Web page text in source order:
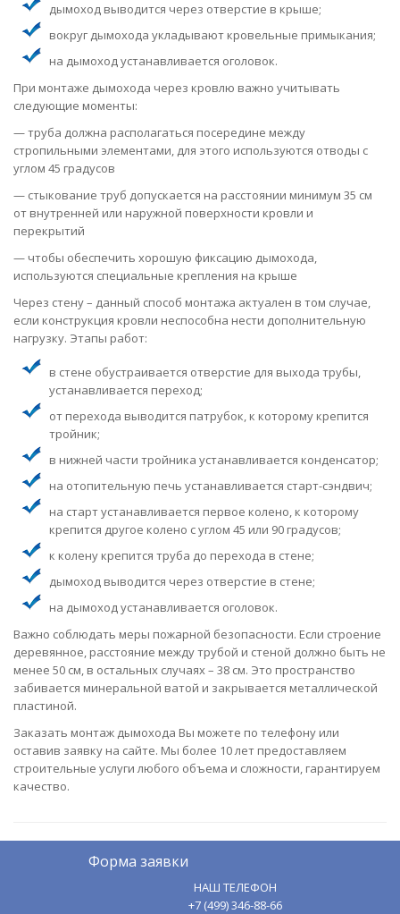
дымоход выводится через отверстие в крыше;
вокруг дымохода укладывают кровельные примыкания;
на дымоход устанавливается оголовок.
При монтаже дымохода через кровлю важно учитывать
следующие моменты:
— труба должна располагаться посередине между
стропильными элементами, для этого используются отводы с
углом 45 градусов
— стыкование труб допускается на расстоянии минимум 35 см
от внутренней или наружной поверхности кровли и
перекрытий
— чтобы обеспечить хорошую фиксацию дымохода,
используются специальные крепления на крыше
Через стену – данный способ монтажа актуален в том случае,
если конструкция кровли неспособна нести дополнительную
нагрузку. Этапы работ:
в стене обустраивается отверстие для выхода трубы,
устанавливается переход;
от перехода выводится патрубок, к которому крепится
тройник;
в нижней части тройника устанавливается конденсатор;
на отопительную печь устанавливается старт-сэндвич;
на старт устанавливается первое колено, к которому
крепится другое колено с углом 45 или 90 градусов;
к колену крепится труба до перехода в стене;
дымоход выводится через отверстие в стене;
на дымоход устанавливается оголовок.
Важно соблюдать меры пожарной безопасности. Если строение
деревянное, расстояние между трубой и стеной должно быть не
менее 50 см, в остальных случаях – 38 см. Это пространство
забивается минеральной ватой и закрывается металлической
пластиной.
Заказать монтаж дымохода Вы можете по телефону или
оставив заявку на сайте. Мы более 10 лет предоставляем
строительные услуги любого объема и сложности, гарантируем
качество.
Форма заявки
НАШ ТЕЛЕФОН
+7 (499) 346-88-66